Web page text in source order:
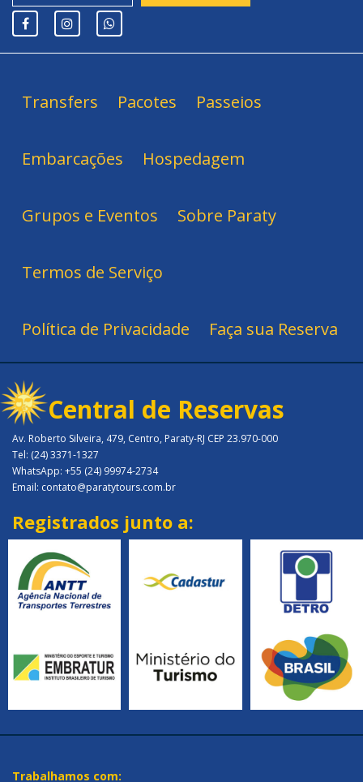
Transfers Pacotes Passeios
Embarcações Hospedagem
Grupos e Eventos Sobre Paraty
Termos de Serviço
Política de Privacidade Faça sua Reserva
Central de Reservas
Av. Roberto Silveira, 479, Centro, Paraty-RJ CEP 23.970-000
Tel: (24) 3371-1327
WhatsApp: +55 (24) 99974-2734
Email: contato@paratytours.com.br
Registrados junto a:
Trabalhamos com: